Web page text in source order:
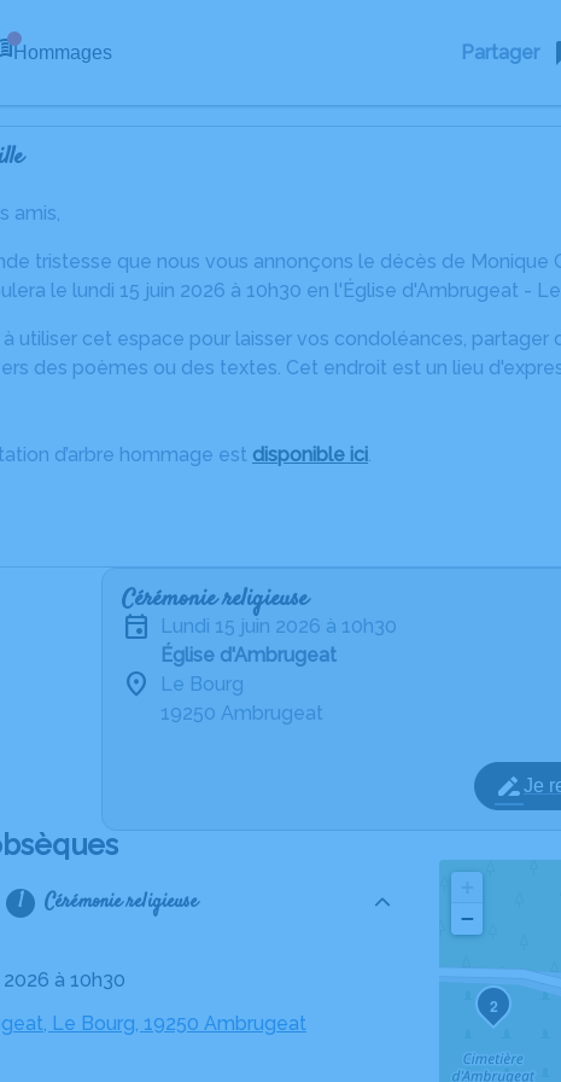
Hommages Partager
amis,
tristesse que nous vous annonçons le décès de Monique
le lundi 15 juin 2026 à 10h30 en l'Église d'Ambrugeat -
utiliser cet espace pour laisser vos condoléances,
des poèmes ou des textes. Cet endroit est un lieu
d’arbre hommage est disponible ici.
Cérémonie religieuse
lundi 15 juin 2026 à 10h30
Église d'Ambrugeat
Le Bourg
19250 Ambrugeat
Je
Cérémonie religieuse
2026 à 10h30
Le Bourg, 19250 Ambrugeat
2
−